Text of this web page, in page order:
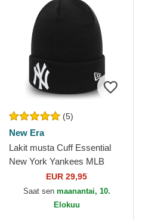
(5)
New Era
Lakit musta Cuff Essential
New York Yankees MLB
EUR 29,95
Saat sen maanantai, 10.
Elokuu